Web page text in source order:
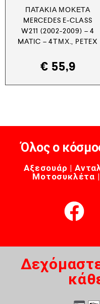
ΠΑΤΆΚΙΑ ΜΟΚΈΤΑ
MERCEDES E-CLASS
W211 (2002-2009) – 4
MATIC – 4ΤΜΧ., PETEX
€ 55,9
Όλος ο
Αξεσουάρ |
Μοτοσυκλέτα